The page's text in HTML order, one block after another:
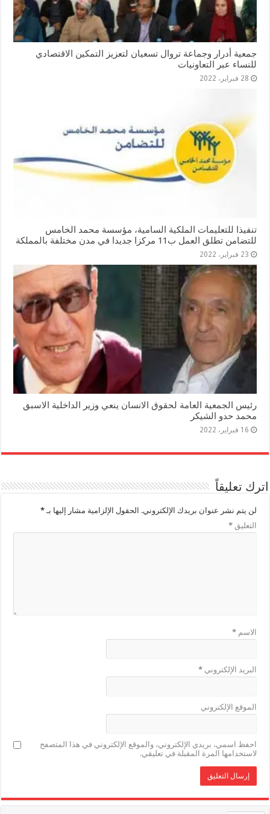
جمعية أدرار وجماعة تروال تسعيان لتعزيز التمكين الاقتصادي
للنساء عبر التعاونيات
28 فبراير، 2022
تنفيذا للتعليمات الملكية السامية، مؤسسة محمد الخامس
للتضامن تطلق العمل ب11 مركزا جديدا في مدن مختلفة بالمملكة
23 فبراير، 2022
رئيس الجمعية العامة لحقوق الانسان ينعي وزير الداخلية الاسبق
محمد حدو الشيكر
16 فبراير، 2022
اترك تعليقاً
لن يتم نشر عنوان بريدك الإلكتروني. الحقول الإلزامية مشار إليها بـ*
التعليق*
الاسم*
البريد الإلكتروني*
الموقع الإلكتروني
احفظ اسمي، بريدي الإلكتروني، والموقع الإلكتروني في هذا المتصفح
لاستخدامها المرة المقبلة في تعليقي.